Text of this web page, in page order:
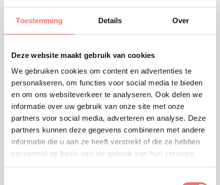
Toestemming Details Over
Deze website maakt gebruik van cookies
We gebruiken cookies om content en advertenties te
personaliseren, om functies voor social media te bieden
en om ons websiteverkeer te analyseren. Ook delen we
informatie over uw gebruik van onze site met onze
partners voor social media, adverteren en analyse. Deze
partners kunnen deze gegevens combineren met andere
informatie die u aan ze heeft verstrekt of die ze hebben
verzameld op basis van uw gebruik van hun services.
€62,50Excl. VAT
Levertijd
Verzendkosten
Toevoegen aan winkelwagen